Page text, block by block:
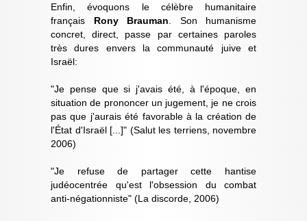
Enfin, évoquons le célèbre humanitaire
français Rony Brauman . Son humanisme
concret, direct, passe par certaines paroles
très dures envers la communauté juive et
Israël:
"Je pense que si j'avais été, à l'époque, en
situation de prononcer un jugement, je ne crois
pas que j'aurais été favorable à la création de
l'État d'Israël [...]" (Salut les terriens, novembre
2006)
"Je refuse de partager cette hantise
judéocentrée qu'est l'obsession du combat
anti-négationniste" (La discorde, 2006)